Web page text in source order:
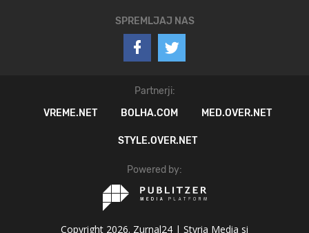
SPREMLJAJ NAS
Partnerji:
VREME.NET
BOLHA.COM MED.OVER.NET
STYLE.OVER.NET
Powered by:
Copyright 2026. Zurnal24 | Styria Media si